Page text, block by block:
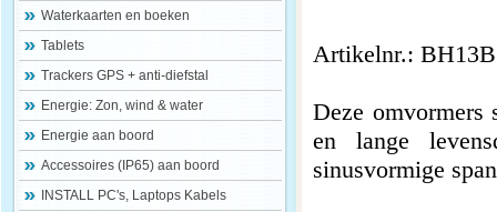
Waterkaarten en boeken
Tablets
Trackers GPS + anti-diefstal
Energie: Zon, wind & water
Energie aan boord
Accessoires (IP65) aan boord
INSTALL PC's, Laptops Kabels
Artikelnr.:
Deze omvormers
en lange
sinusvormige